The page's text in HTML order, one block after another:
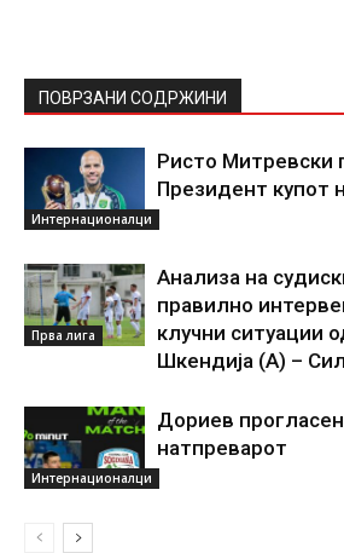
ПОВРЗАНИ СОДРЖИНИ
Интернационалци
Ристо Митревски
Президент купот
Прва лига
Анализа на
правилно
клучни ситуации
Шкендија (А) –
Интернационалци
Дориев прогласен
натпреварот